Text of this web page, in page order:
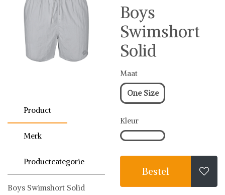
Product
Merk
Productcategorie
Boys Swimshort Solid
Boys
Swimshort
Solid
Maat
One Size
Kleur
Bestel 